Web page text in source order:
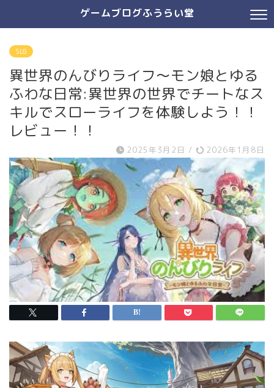
ゲームブログふうらい堂
SLG
異世界のんびりライフ～モン娘とゆる
ふわな日常:異世界の世界でチートなス
キルでスローライフを体験しよう！！
レビュー！！
2025年3月2日 / 2026年1月8日